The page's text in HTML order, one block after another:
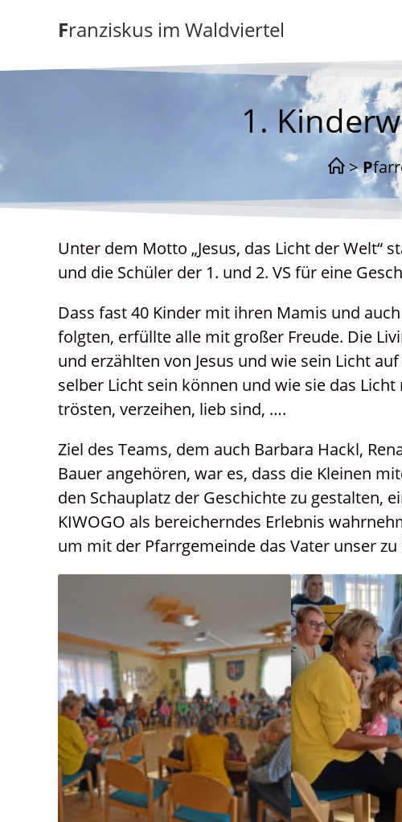
Franziskus im Waldviertel
1.
>
Unter dem Motto „Jesus, das Licht der Welt“
und die Schüler der 1. und 2. VS für eine
Dass fast 40 Kinder mit ihren Mamis und
folgten, erfüllte alle mit großer Freude. Die
und erzählten von Jesus und wie sein Licht
selber Licht sein können und wie sie das
trösten, verzeihen, lieb sind, ….
Ziel des Teams, dem auch Barbara Hackl,
Bauer angehören, war es, dass die Kleinen
den Schauplatz der Geschichte zu gestalten,
KIWOGO als bereicherndes Erlebnis
um mit der Pfarrgemeinde das Vater unser